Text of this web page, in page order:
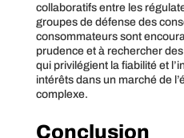
collaboratifs entre les
groupes de défense des
consommateurs sont
prudence et à rechercher
qui privilégient la fiabilité et
intérêts dans un marché de
complexe.
Conclusion